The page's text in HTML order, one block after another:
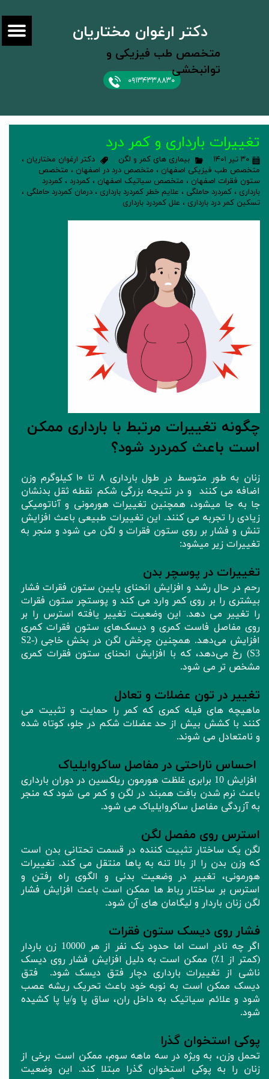
۰۹۱۳۴۳۳۸۸۳۰
دکتر ارغوان مختاریان
متخصص طب فیزیکی و
توانبخشی
تغییرات بارداری و کمر درد
۳۰ تیر ۱۴۰۱ بیماری های کمر و لگن دکتر ارغوان مختاریان ،
متخصص طب فیزیکی اصفهان ، متخصص درد در اصفهان ، متخصص
ستون فقرات اصفهان ، متخصص سیاتیک اصفهان ، کمردرد ، کمردرد
بارداری ، کمردرد حاملگی ، علایم خطر کمردرد بارداری ، درمان کمردرد حاملگی ،
تسکین کمر درد بارداری ، علل کمردرد بارداری
چگونه تغییرات مرتبط با بارداری ممکن
است باعث کمردرد شود؟
زنان به طور متوسط در طول بارداری ۸ تا ۱۰ کیلوگرم وزن
اضافه می کنند و در نتیجه بزرگی شکم نقطه ثقل بدنشان
جا به جا میشود، همچنین تغییرات هورمونی و آناتومیکی
زیادی را تجربه می کنند. این تغییرات طبیعی باعث افزایش
تنش و فشار بر روی ستون فقرات و لگن می شود و منجر به
تغییرات زیر میشود:
تغییرات در پوسچر بدن
رحم در حال رشد و افزایش انحنای پایین ستون فقرات فشار
بیشتری را بر روی کمر وارد می کند و پوستچر ستون فقرات
را تغییر می دهد. این وضعیت تغییر یافته استرس را بر
روی مفاصل فاست کمری و دیسک‌های ستون فقرات کمری
افزایش می‌دهد. همچنین چرخش لگن در بخش خاجی (S2-
S3) رخ می‌دهد، که با افزایش انحنای ستون فقرات کمری
مشخص تر می‌ شود.
تغییر در تون عضلات و تعادل
ماهیچه های فیله کمری که کمر را حمایت و تثبیت می
کنند با کشش بیش از حد عضلات شکم در جلو، کوتاه شده
و نامتعادل می شوند.
احساس ناراحتی در مفاصل ساکروایلیاک
افزایش 10 برابری غلظت هورمون ریلکسین در دوران بارداری
باعث نرم شدن بافت همبند در لگن و کمر می شود که منجر
به آزردگی مفاصل ساکروایلیاک می شود.
استرس روی مفصل لگن
لگن یک ساختار تثبیت کننده در قسمت تحتانی بدن است
که وزن بدن را از بالا تنه به پاها منتقل می کند. تغییرات
هورمونی، تغییر در وضعیت بدنی و الگوی راه رفتن و
استرس بر ساختار رباط ها ممکن است باعث افزایش فشار
لگن زنان باردار و لیگامان های آن شود.
فشار روی دیسک ستون فقرات
اگر چه نادر است اما حدود یک نفر از هر 10000 زن باردار
(کمتر از 1٪) ممکن است به دلیل افزایش فشار روی دیسک
ناشی از تغییرات بارداری دچار فتق دیسک شود. فتق
دیسک ممکن است به نوبه خود باعث تحریک ریشه عصب
شود و علائم سیاتیک به داخل ران، ساق پا و/یا پا کشیده
شود.
پوکی استخوان گذرا
تحمل وزن، به ویژه در سه ماهه سوم، ممکن است برخی از
زنان را به پوکی استخوان گذرا مبتلا کند. این وضعیت